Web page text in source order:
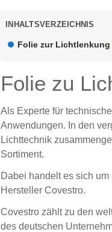
INHALTSVERZEICHNIS
Folie zur Lichtlenkung
Folie zu
Als Experte für
Anwendungen. In den
Lichttechnik
Sortiment.
Dabei handelt es sich
Hersteller Covestro.
Covestro zählt zu den
des deutschen